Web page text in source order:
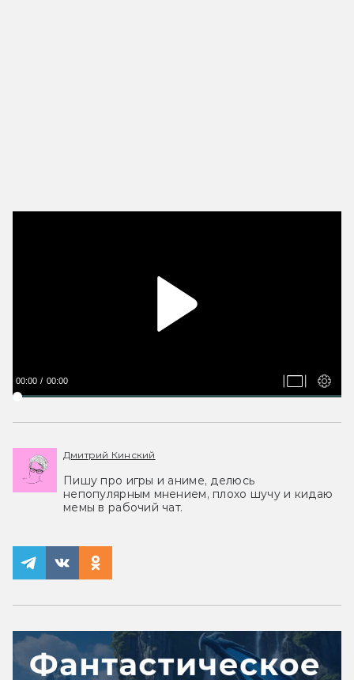
00:00 00:00
Дмитрий Кинский
Пишу про игры и аниме, делюсь
непопулярным мнением, плохо шучу и кидаю
мемы в рабочий чат.